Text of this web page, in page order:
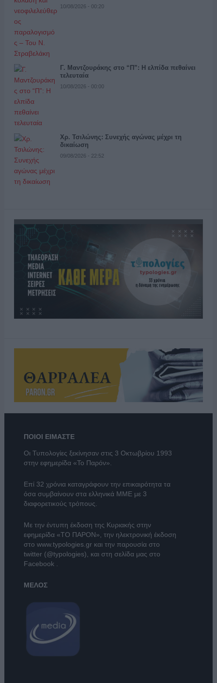
10/08/2026 - 00:20
Γ. Μαντζουράκης στο “Π”: Η ελπίδα πεθαίνει
τελευταία
10/08/2026 - 00:00
Χρ. Τσιλώνης: Συνεχής αγώνας μέχρι τη
δικαίωση
09/08/2026 - 22:52
ΠΟΙΟΙ ΕΙΜΑΣΤΕ
Οι Τυπολογίες ξεκίνησαν στις 3 Οκτωβρίου 1993
στην εφημερίδα «Το Παρόν».
Επί 32 χρόνια καταγράφουν την επικαιρότητα τα
όσα συμβαίνουν στα ελληνικά ΜΜΕ με 3
διαφορετικούς τρόπους.
Με την έντυπη έκδοση της Κυριακής στην
εφημερίδα «ΤΟ ΠΑΡΟΝ» , την ηλεκτρονική έκδοση
στο www.typologies.grκαι την παρουσία στο
twitter (@typologies) , και στη σελίδα μας στο
Facebook
ΜΕΛΟΣ